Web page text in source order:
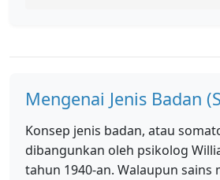
Mengenai Jenis Badan
Konsep jenis badan, atau
dibangunkan oleh psikolog
tahun 1940-an. Walaupun sains